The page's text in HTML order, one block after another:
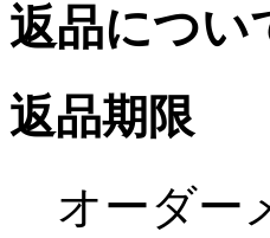
返品につい
返品期限
オーダー